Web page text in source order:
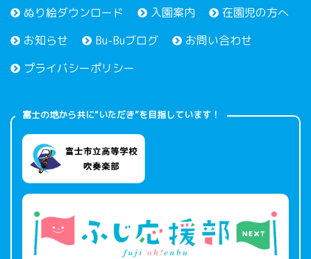
ぬり絵ダウンロード
入園案内
在園児の方へ
お知らせ
Bu-Buブログ
お問い合わせ
プライバシーポリシー
富士の地から共に“いただき”を目指しています！